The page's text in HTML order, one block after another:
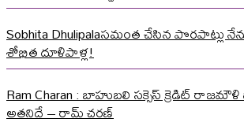
Sobhita Dhulipalaసమంత చేసిన పొరపాట్లు
శోభిత దూళిపాళ్ల!
Ram Charan : బాహుబలి సక్సెస్ క్రెడిట్
అతనిదే – రామ్ చరణ్